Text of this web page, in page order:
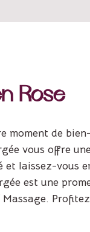
Rose
moment de
vous offre
et laissez-vous
est une